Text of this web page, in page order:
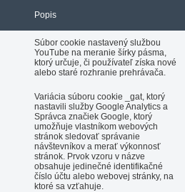
Popis
Súbor cookie nastavený službou
YouTube na meranie šírky pásma,
ktorý určuje, či používateľ získa nové
alebo staré rozhranie prehrávača.
Variácia súboru cookie _gat, ktorý
nastavili služby Google Analytics a
Správca značiek Google, ktorý
umožňuje vlastníkom webových
stránok sledovať správanie
návštevníkov a merať výkonnosť
stránok. Prvok vzoru v názve
obsahuje jedinečné identifikačné
číslo účtu alebo webovej stránky, na
ktoré sa vzťahuje.